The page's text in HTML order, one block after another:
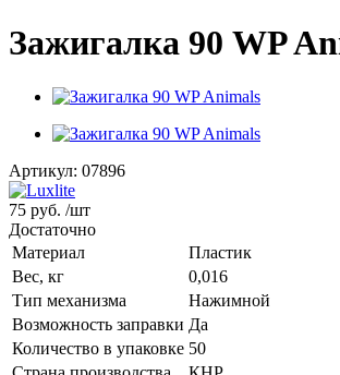
Зажигалка 90 WP
Артикул: 07896
75 руб. /шт
Достаточно
Материал
Пластик
Вес, кг
0,016
Тип механизма
Нажимной
Возможность заправки Да
Количество в упаковке 50